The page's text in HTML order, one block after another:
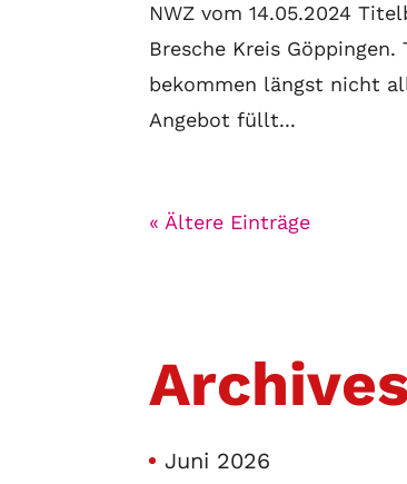
NWZ vom 14.05.2024
Bresche Kreis
bekommen längst nicht
Angebot füllt...
« Ältere Einträge
Archives
Juni 2026